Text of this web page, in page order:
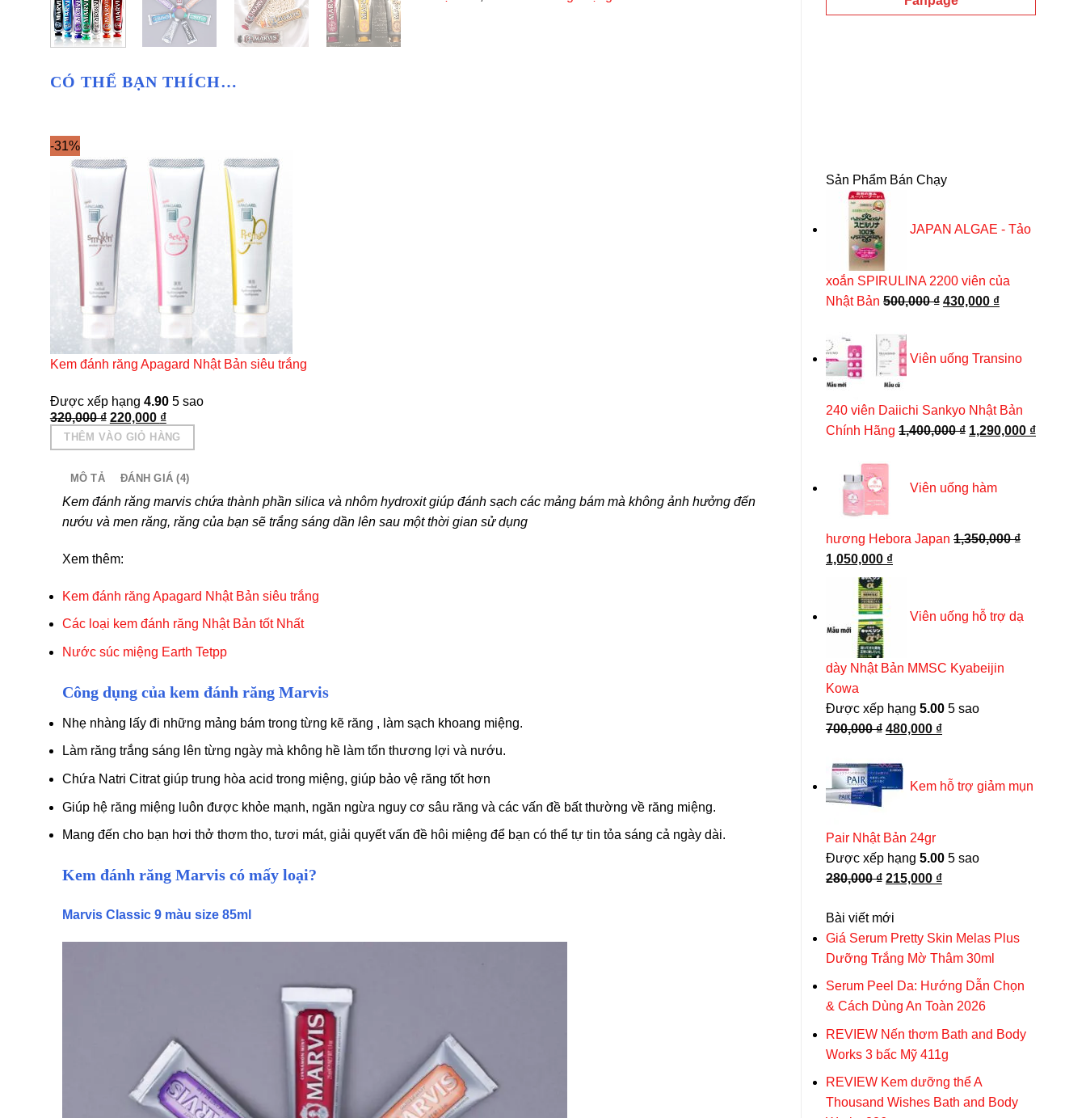
Sản Phẩm Bán Chạy
JAPAN ALGAE - Tảo
xoắn SPIRULINA 2200 viên của
Nhật Bản 500,000₫ Giá
500,000 ₫.
430,000 ₫Giá
là:
Viên uống Transino
240 viên Daiichi Sankyo Nhật Bản
Chính Hãng 1,400,000₫ Giá
1,400,000 ₫.
1,290,000 ₫Giá
Viên uống hàm
hương Hebora Japan 1,350,000₫
Giá
1,350,000 ₫.
1,050,000 ₫Giá
Viên uống hỗ trợ dạ
dày Nhật Bản MMSC Kyabeijin
Kowa
Được xếp hạng 5.00 5 sao
700,000₫ Giá
là:
700,000 ₫.
480,000 ₫Giá
là:
Kem hỗ trợ giảm mụn
Pair Nhật Bản 24gr
Được xếp hạng 5.00 5 sao
280,000₫ Giá
là:
280,000 ₫.
215,000 ₫Giá
là:
215,000 ₫.
Bài viết mới
Giá Serum Pretty Skin Melas Plus
Dưỡng Trắng Mờ Thâm 30ml
Serum Peel Da: Hướng Dẫn Chọn
& Cách Dùng An Toàn 2026
REVIEW Nến thơm Bath and Body
Works 3 bấc Mỹ 411g
REVIEW Kem dưỡng thể A
Thousand Wishes Bath and Body
CÓ THỂ BẠN THÍCH…
-31%
Kem đánh răng Apagard Nhật Bản siêu trắng
Được xếp hạng 4.905 sao
320,000₫ Giá
gốc
là:
220,000 ₫Giá
hiện
tại
220,000 ₫.
THÊM VÀO GIỎ HÀNG
Kem đánh răng Crest 3D White Advanced
THÊM VÀO GIỎ HÀNG
MÔ TẢ ĐÁNH GIÁ (4)
Kem đánh răng marvis chứa thành phần silica và nhôm hydroxit giúp đánh sạch các mảng bám mà không ảnh hưởng đến
nướu và men răng, răng của bạn sẽ trắng sáng dần lên sau một thời gian sử dụng
Xem thêm:
Kem đánh răng Apagard Nhật Bản siêu trắng
Các loại kem đánh răng Nhật Bản tốt Nhất
Nước súc miệng Earth Tetpp
Công dụng của kem đánh răng Marvis
Nhẹ nhàng lấy đi những mảng bám trong từng kẽ răng , làm sạch khoang miệng.
Làm răng trắng sáng lên từng ngày mà không hề làm tổn thương lợi và nướu.
Chứa Natri Citrat giúp trung hòa acid trong miệng, giúp bảo vệ răng tốt hơn
Giúp hệ răng miệng luôn được khỏe mạnh, ngăn ngừa nguy cơ sâu răng và các vấn đề bất thường về răng miệng.
Mang đến cho bạn hơi thở thơm tho, tươi mát, giải quyết vấn đề hôi miệng để bạn có thể tự tin tỏa sáng cả ngày dài.
Kem đánh răng Marvis có mấy loại?
Marvis Classic 9 màu size 85ml